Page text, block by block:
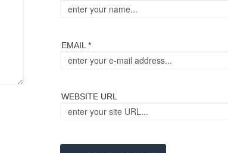
EMAIL *
WEBSITE URL